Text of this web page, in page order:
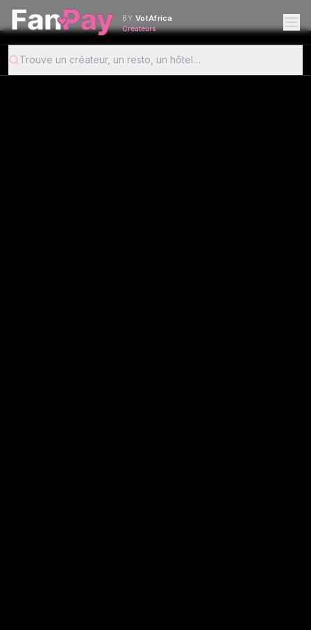
BY VotAfrica
Créateurs
Trouve un créateur, un resto, un hôtel…